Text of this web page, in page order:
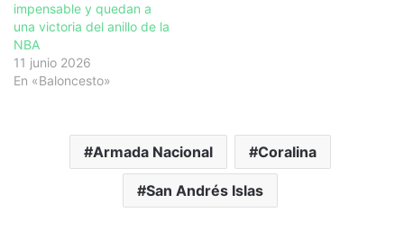
impensable y quedan a
una victoria del anillo de la
NBA
11 junio 2026
En «Baloncesto»
Armada Nacional Coralina
San Andrés Islas